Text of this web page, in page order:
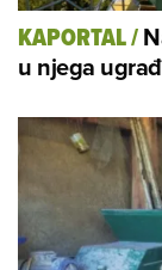
KAPORTAL/
u njega